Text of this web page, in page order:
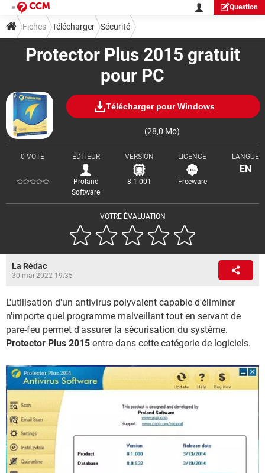
Question
Protector Plus 2015 gratuit
pour PC
Télécharger pour Windows
(28,0 Mo)
VOTRE ÉVALUATION
0 VOTE ÉDITEUR
Proland
Software
VERSION
8.1.001
LICENCE
Freeware
LANGUE
EN
Fiches Télécharger Sécurité
La Rédac
30 mai 2022 19:35
L'utilisation d'un antivirus polyvalent capable d'éliminer
n'importe quel programme malveillant tout en servant de
pare-feu permet d'assurer la sécurisation du système.
Protector Plus 2015 entre dans cette catégorie de logiciels.